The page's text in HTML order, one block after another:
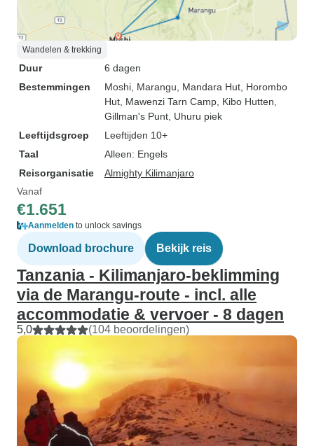
Wandelen & trekking
Duur
6 dagen
Bestemmingen
Moshi , Marangu , Mandara Hut , Horombo
Hut , Mawenzi Tarn Camp , Kibo Hutten
Gillman's Punt , Uhuru piek
Leeftijdsgroep
Leeftijden 10+
Taal
Alleen: Engels
Reisorganisatie
Almighty Kilimanjaro
Vanaf
€1.651
Aanmelden to unlock savings
Download brochure Bekijk reis
Tanzania - Kilimanjaro-beklimming
via de Marangu-route - incl. alle
accommodatie & vervoer - 8 dagen
5,0 (104 beoordelingen)